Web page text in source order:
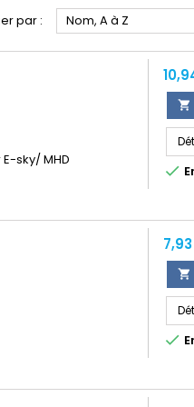
par : Nom, A à Z
sky/ MHD
Prix


Prix

